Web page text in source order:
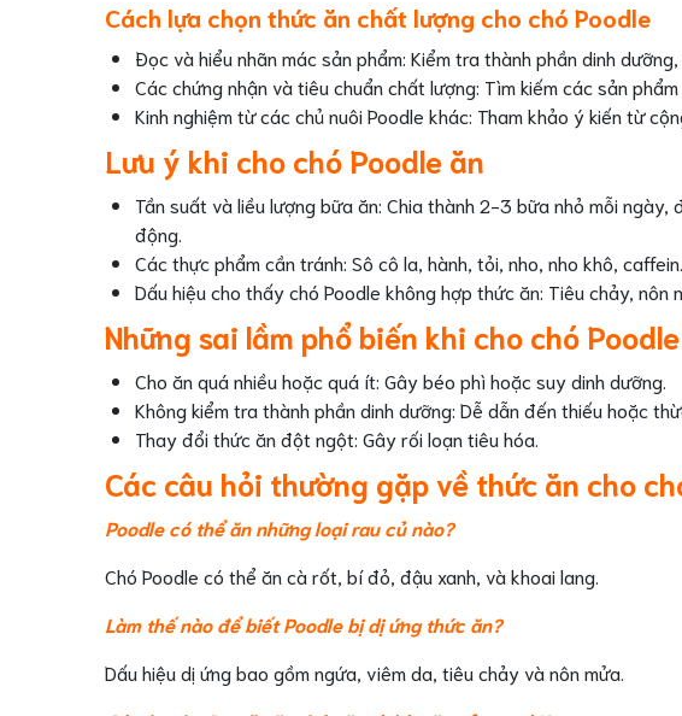
Cách lựa chọn thức ăn chất lượng cho chó Poodle
Đọc và hiểu nhãn mác sản phẩm: Kiểm tra thành phần dinh
Các chứng nhận và tiêu chuẩn chất lượng: Tìm kiếm các sản
Kinh nghiệm từ các chủ nuôi Poodle khác: Tham khảo ý kiến từ
Lưu ý khi cho chó Poodle ăn
Tần suất và liều lượng bữa ăn: Chia thành 2-3 bữa nhỏ mỗi
động.
Các thực phẩm cần tránh: Sô cô la, hành, tỏi, nho, nho khô, caffein.
Dấu hiệu cho thấy chó Poodle không hợp thức ăn: Tiêu chảy, nôn
Những sai lầm phổ biến khi cho chó
Cho ăn quá nhiều hoặc quá ít: Gây béo phì hoặc suy dinh dưỡng.
Không kiểm tra thành phần dinh dưỡng: Dễ dẫn đến thiếu hoặc
Thay đổi thức ăn đột ngột: Gây rối loạn tiêu hóa.
Các câu hỏi thường gặp về thức ăn cho
Poodle có thể ăn những loại rau củ nào?
Chó Poodle có thể ăn cà rốt, bí đỏ, đậu xanh, và khoai lang.
Làm thế nào để biết Poodle bị dị ứng thức ăn?
Dấu hiệu dị ứng bao gồm ngứa, viêm da, tiêu chảy và nôn mửa.